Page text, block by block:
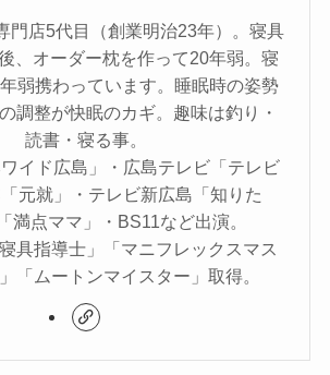
門店5代目（創業明治23年）。寝具
、オーダー枕を作って20年弱。寝
弱携わっています。睡眠時の姿勢
調整が快眠のカギ。趣味は釣り・
読書・寝る事。
イド広島」・広島テレビ「テレビ
元就」・テレビ新広島「知りた
満点ママ」・BS11など出演。
具指導士」「マニフレックスマス
「ムートンマイスター」取得。